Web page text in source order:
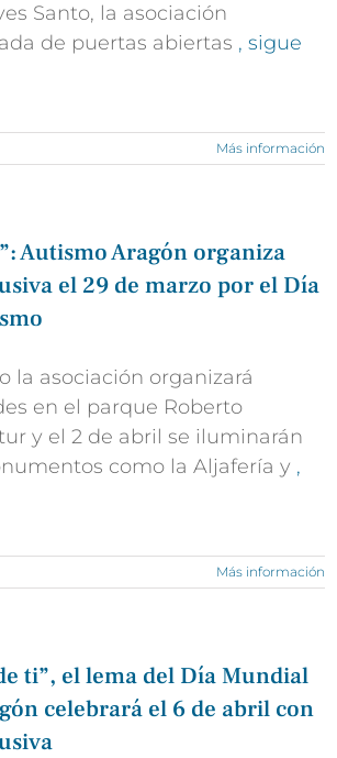
Santo, la asociación
de puertas abiertas , sigue
Más información
Autismo Aragón organiza
el 29 de marzo por el Día
la asociación organizará
en el parque Roberto
y el 2 de abril se iluminarán
como la Aljafería y ,
Más información
ti”, el lema del Día Mundial
celebrará el 6 de abril con